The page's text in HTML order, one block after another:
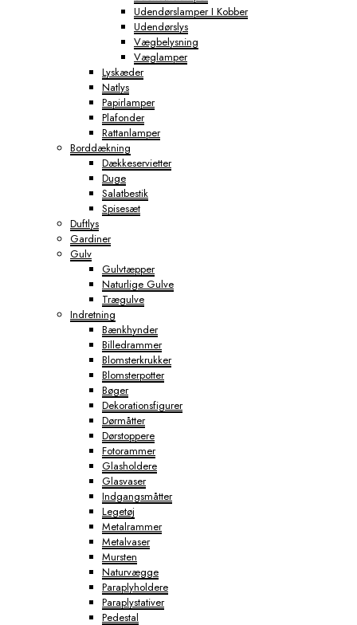
Udendørslamper I Kobber
Udendørslys
Vægbelysning
Væglamper
Lyskæder
Natlys
Papirlamper
Plafonder
Rattanlamper
Borddækning
Dækkeservietter
Duge
Salatbestik
Spisesæt
Duftlys
Gardiner
Gulv
Gulvtæpper
Naturlige Gulve
Trægulve
Indretning
Bænkhynder
Billedrammer
Blomsterkrukker
Blomsterpotter
Bøger
Dekorationsfigurer
Dørmåtter
Dørstoppere
Fotorammer
Glasholdere
Glasvaser
Indgangsmåtter
Legetøj
Metalrammer
Metalvaser
Mursten
Naturvægge
Paraplyholdere
Paraplystativer
Pedestal